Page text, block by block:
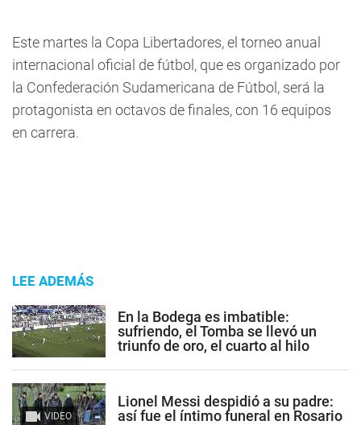
Este martes la Copa Libertadores, el torneo anual
internacional oficial de fútbol, que es organizado por
la Confederación Sudamericana de Fútbol, será la
protagonista en octavos de finales, con 16 equipos
en carrera.
LEE ADEMÁS
En la Bodega es imbatible:
sufriendo, el Tomba se llevó un
triunfo de oro, el cuarto al hilo
VIDEO
Lionel Messi despidió a su padre:
así fue el íntimo funeral en Rosario